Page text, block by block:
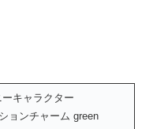
キャラクター
ョンチャーム green